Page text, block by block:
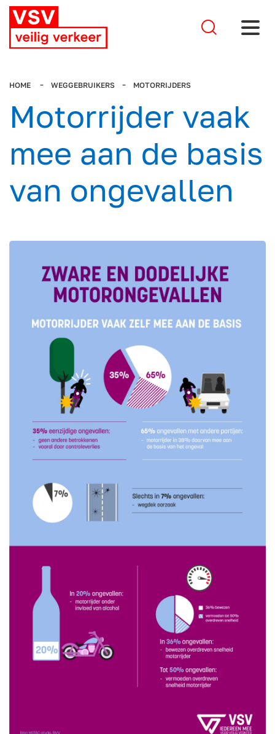
Stel je
HOME WEGGEBRUIKERS MOTORRIJDERS
Motorrijder vaak
mee aan de basis
van ongevallen